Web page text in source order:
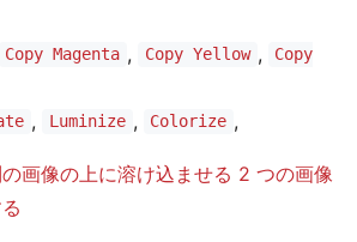
Copy Magenta , Copy Yellow ,
Copy
, Luminize , Colorize ,
画像の上に溶け込ませる 2 つの画像